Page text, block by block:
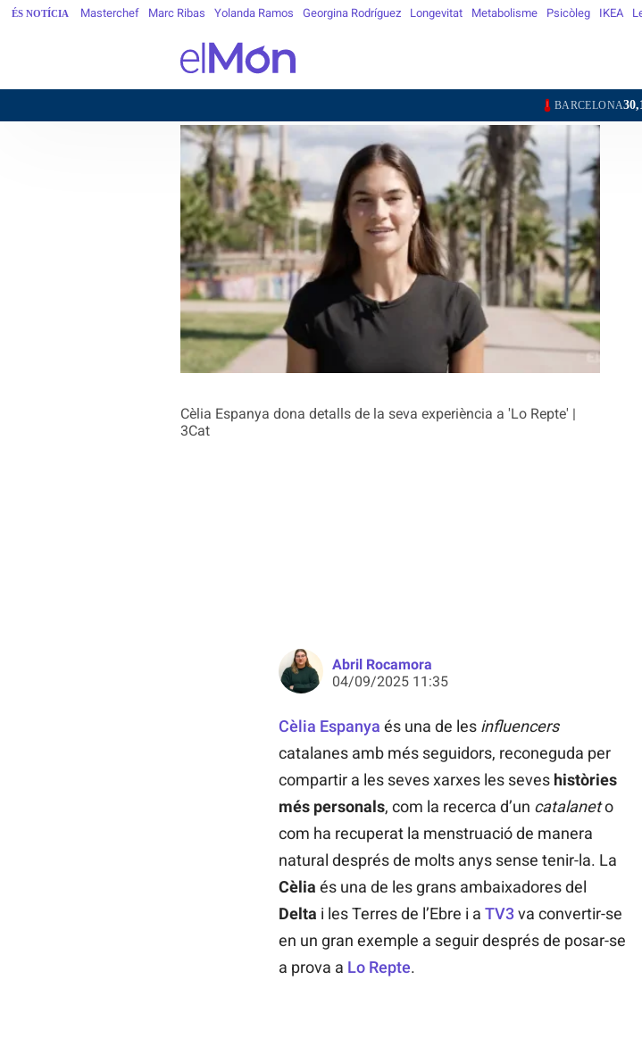
ÉS NOTÍCIA Masterchef Marc Ribas Yolanda Ramos Georgina Rodríguez Longevitat Metabolisme Psicòleg IKEA
BARCELONA30,1°GIRONA
Cèlia Espanya dona detalls de la seva experiència a 'Lo Repte' |
3Cat
Abril Rocamora
04/09/2025 11:35
Cèlia Espanya és una de les influencers
catalanes amb més seguidors, reconeguda per
compartir a les seves xarxes les seves històries
més personals, com la recerca d’un catalaneto
com ha recuperat la menstruació de manera
natural després de molts anys sense tenir-la. La
Cèlia és una de les grans ambaixadores del
Delta i les Terres de l’Ebre i a TV3va convertir-se
en un gran exemple a seguir després de posar-se
a prova a Lo Repte.